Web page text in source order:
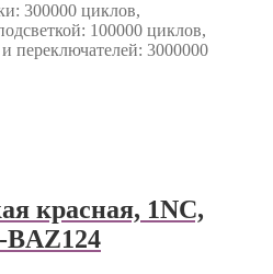
300000 циклов,
100000 циклов,
переключателей: 3000000
красная, 1NC,